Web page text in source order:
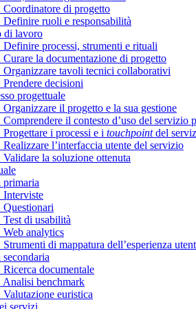
Coordinatore di progetto
Definire ruoli e responsabilità
di lavoro
Definire processi, strumenti e rituali
Curare la documentazione di progetto
Organizzare tavoli tecnici collaborativi
Prendere decisioni
progettuale
Organizzare il progetto e la sua gestione
Comprendere il contesto d’uso del servizio
Progettare i processi e i touchpointdel
Realizzare l’interfaccia utente del servizio
Validare la soluzione ottenuta
primaria
Interviste
Questionari
Test di usabilità
Web analytics
Strumenti di mappatura dell’esperienza
Ricerca documentale
Analisi benchmark
Valutazione euristica
servizi